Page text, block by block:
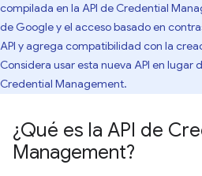
compilada en la API de Credential
de Google y el acceso basado en
API y agrega compatibilidad con la
Considera usar esta nueva API en lugar
Credential Management.
¿Qué es la API de
Management?